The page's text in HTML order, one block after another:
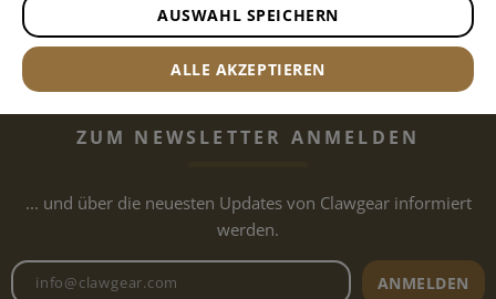
VERSAND NACH
ÖSTERREICH
KAUFE LOKAL
BEIM
HÄNDLER
ZUM NEWSLETTER ANMELDEN
... und über die neuesten Updates von Clawgear informiert
werden.
Newsletter E-Mail-Adresse
ANMELDEN
AUSWAHL SPEICHERN
ALLE AKZEPTIEREN